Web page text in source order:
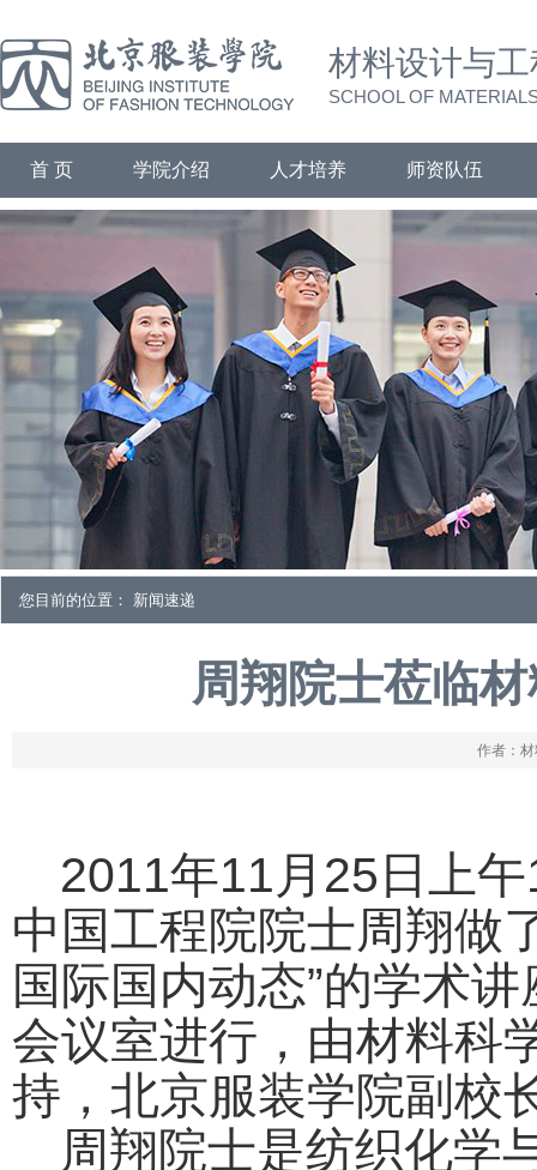
材料设计与
SCHOOL OF
首 页 学院介绍 人才培养 师资队伍
您目前的位置： 新闻速递
周翔院士莅临
作者：
2011年11月 25 日上午
中国工程院院士周翔做
国际国内动态”的学术
会议室进行，由材料科
持，北京服装学院副校
周翔院士是纺织化学